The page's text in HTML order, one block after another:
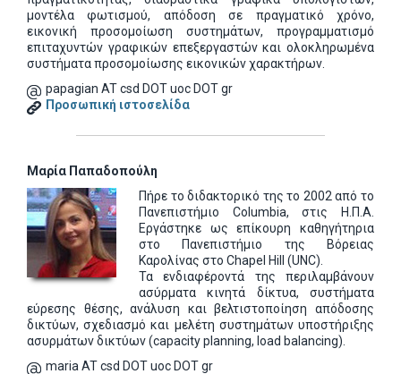
μοντέλα φωτισμού, απόδοση σε πραγματικό χρόνο,
εικονική προσομοίωση συστημάτων, προγραμματισμό
επιταχυντών γραφικών επεξεργαστών και ολοκληρωμένα
συστήματα προσομοίωσης εικονικών χαρακτήρων.
papagian AT csd DOT uoc DOT gr
Προσωπική ιστοσελίδα
Μαρία Παπαδοπούλη
Πήρε το διδακτορικό της το 2002 από το
Πανεπιστήμιο Columbia, στις Η.Π.Α.
Εργάστηκε ως επίκουρη καθηγήτηρια
στο Πανεπιστήμιο της Βόρειας
Καρολίνας στο Chapel Hill (UNC).
Τα ενδιαφέροντά της περιλαμβάνουν
ασύρματα κινητά δίκτυα, συστήματα
εύρεσης θέσης, ανάλυση και βελτιστοποίηση απόδοσης
δικτύων, σχεδιασμό και μελέτη συστημάτων υποστήριξης
ασυρμάτων δικτύων (capacity planning, load balancing).
maria AT csd DOT uoc DOT gr